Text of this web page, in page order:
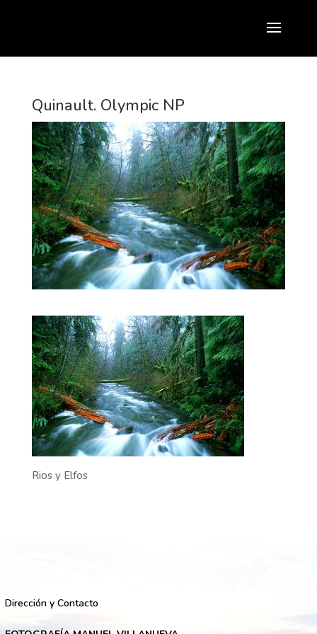
Quinault. Olympic NP
Rios y Elfos
Dirección y Contacto